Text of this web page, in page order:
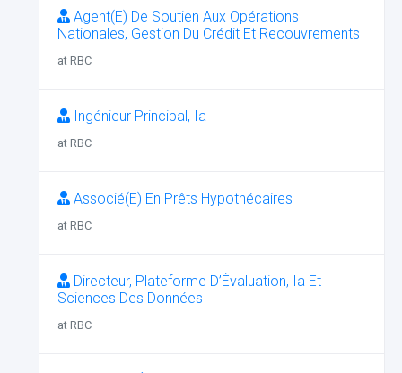
Agent(E) De Soutien Aux Opérations
Nationales, Gestion Du Crédit Et Recouvrements
at RBC
Ingénieur Principal, Ia
at RBC
Associé(E) En Prêts Hypothécaires
at RBC
Directeur, Plateforme D’Évaluation, Ia Et
Sciences Des Données
at RBC